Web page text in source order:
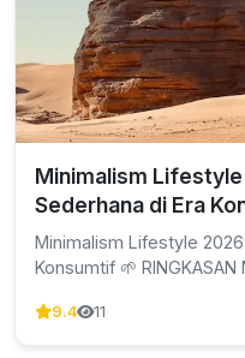
Minimalism
Sederhana di Era
Minimalism Lifestyle
Konsumtif 🌱 RINGKASAN
9.4 11